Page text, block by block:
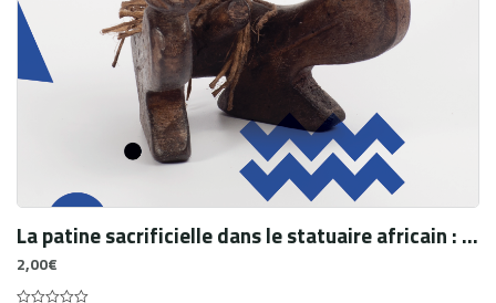
La patine sacrificielle dans le statuaire africain : une « peau » vecteur d’identite sociale et religieuse
2,00€